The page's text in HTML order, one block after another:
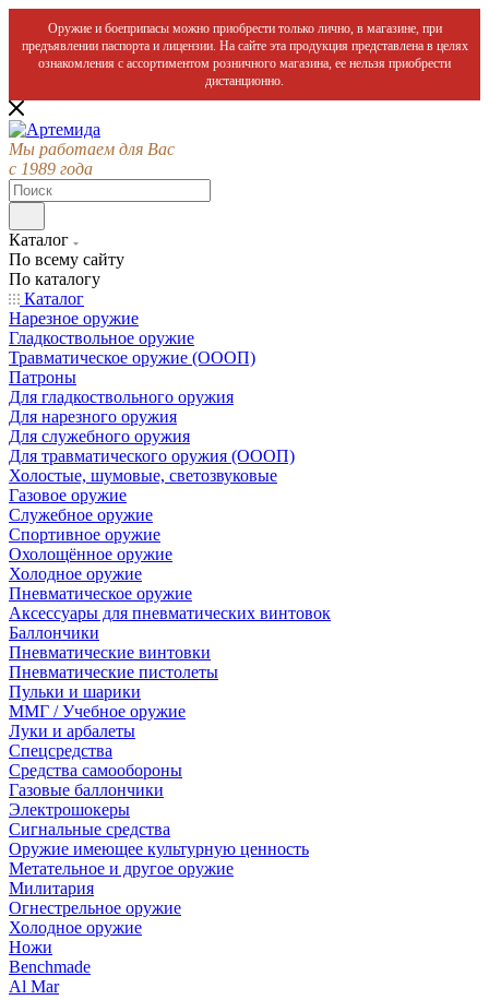
Оружие и боеприпасы можно приобрести только лично, в магазине, при
предъявлении паспорта и лицензии. На сайте эта продукция представлена в целях
ознакомления с ассортиментом розничного магазина, ее нельзя приобрести
дистанционно.
Мы работаем для Вас
с 1989 года
Каталог
По всему сайту
По каталогу
Каталог
Нарезное оружие
Гладкоствольное оружие
Травматическое оружие (ОООП)
Патроны
Для гладкоствольного оружия
Для нарезного оружия
Для служебного оружия
Для травматического оружия (ОООП)
Холостые, шумовые, светозвуковые
Газовое оружие
Служебное оружие
Спортивное оружие
Охолощённое оружие
Холодное оружие
Пневматическое оружие
Аксессуары для пневматических винтовок
Баллончики
Пневматические винтовки
Пневматические пистолеты
Пульки и шарики
ММГ / Учебное оружие
Луки и арбалеты
Спецсредства
Средства самообороны
Газовые баллончики
Электрошокеры
Сигнальные средства
Оружие имеющее культурную ценность
Метательное и другое оружие
Милитария
Огнестрельное оружие
Холодное оружие
Ножи
Benchmade
Al Mar